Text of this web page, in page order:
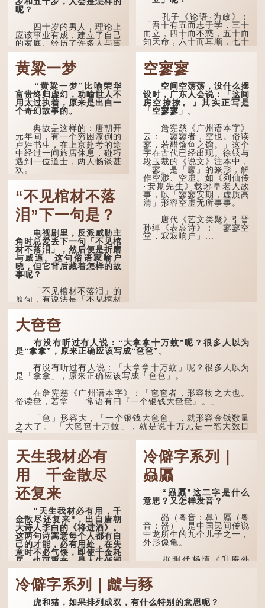
呢？
四十岁的男人，理论上
应该事业有成，建立了自己
的家庭。经历了许多人与事
之后，对事物有了自己的判
断能力，不会轻易为表象所
迷惑。
孔子在《论语·子罕》
也说：「知者不惑，仁者不
忧，勇者不惧。」「知」与
智慧的「智」相通，四十岁
的男人应已累积足够智慧，
不再对自己的人生感到困
惑、忧虑与恐惧。
到了五十岁，...
孔子《论语·为政》：
「吾十有五而志于学，三十
而立，四十而不惑，五十而
知天命，六十而耳顺，七十
在古代，男子一般于二
十岁进行冠礼，冠礼完成后
便是成人，但由于未达壮
年，所以又称「弱冠」。
《礼记·曲礼》明确记载：
「人生十年曰幼，学；二十
曰弱，冠；三十曰壮，有
室。」这说明三十岁...
黄粱一梦
“黄粱一梦”比喻荣华
富贵终归虚幻，劝喻世人不
用太过执着，原来是出自一
个奇幻故事的。
典故是这样的：唐朝开
元年间，有一个穷困潦倒的
卢姓书生，在上京赴考的途
中经过一间旅店休息，碰巧
遇到一位道士，两人畅谈甚
欢。
言谈间，卢姓书生感慨
自己虽贵为读书人，但一直
未能考取功名，仍然贫困，
感到十分落泊。于是，道士
拿出一个青瓷枕头，让卢姓
书生睡一睡，便能满足他希
望得到荣华富贵的愿望。
这时，...
“不见棺材不落
泪”下一句是？
电视剧里，反派威胁主
角时总爱丢下一句「不见棺
材不落泪」，然后便是折磨
与威逼。这句俗语家喻户
晓，但它背后藏着怎样的故
事呢？
「不见棺材不落泪」的
原句，有说法是「不见棺材
不下泪」或「不见亲棺不下
泪」，出自明朝兰陵笑笑生
所著的《金瓶梅词话》第九
十八回。原意是指人未亲眼
见到亲人棺木，便不会真正
感到悲伤；后来引申为比喻
人执迷不悟，不到彻底失
败，便不肯罢休。
许多人对这上半句耳熟
能详，但它其实还有下半句
——「不到黄河心不死」...
空寥寥
空间空荡荡，没什么摆
设时，广东人会说：「这间
房空撩撩。」其实正写是
「空寥寥」。
詹宪慈《广州语本字》
云：「寥寥者，空也。俗读
寥，若醋馏鱼之馏。」这个
字在古代已经出现。徐铉与
段玉裁的《说文》注本中，
「寥」是「廫」的篆形，解
作空渺、空虚。如《列仙传
·安期先生》载琊阜老人故
事，以「寥寥安期，虚质高
清」形容空虚无所事事。
唐代《艺文类聚》引晋
孙绰《表哀诗》：「寥寥空
堂，寂寂响户」...
大夿夿
有没有听过有人说：“大拿拿十万蚊”呢？很多人以为
是“拿拿”，原来正确应该写成“夿夿”。
有没有听过有人说：「大拿拿十万蚊」呢？很多人以为
是「拿拿」，原来正确应该写成「夿夿」。
在詹宪慈《广州语本字》：「夿夿者，形容物之大也。
俗读夿，若拿……常语有曰『一个银钱大夿夿』。」
「夿」形​​容大，「一个银钱大夿夿」，就形容金钱数量
之大了。 「大夿夿十万蚊」，就是说十万元是一笔大数目
了。...
天生我材必有
用 千金散尽
还复来
"天生我材必有用，千
金散尽还复来"，出自唐朝
大诗人李白的《将进酒》。
这两句诗寓意每个人都有自
己的才能，必有用处，在失
意时不必气馁，即使千金耗
尽，也可重来，是人生低潮
时激励向上的名句。
原诗写道："人生得意
须尽欢，莫使金樽空对月。
天生我材必有用，千金散尽
冷僻字系列｜
赑屭
“赑屭”这二字是什么
意思？又怎样发音？
赑（粤音：鼻）屭（粤
音：器），是中国民间传说
中龙所生的九个儿子之一，
外形像龟。
据明代杨慎《升庵外
集》记载，龙生九子的次序
排列为：赑屭、螭吻、蒲
牢、狴犴、饕餮、蚣蝮、睚
眦、狻猊、椒图（此为其中
一种说法）。
冷僻字系列｜虤与豩
虎和猪，如果排列成双，有什么特别的意思呢？